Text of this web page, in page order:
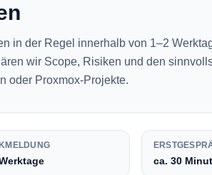
in der Regel innerhalb von 1–2
wir Scope, Risiken und den
oder Proxmox-Projekte.
ca. 30